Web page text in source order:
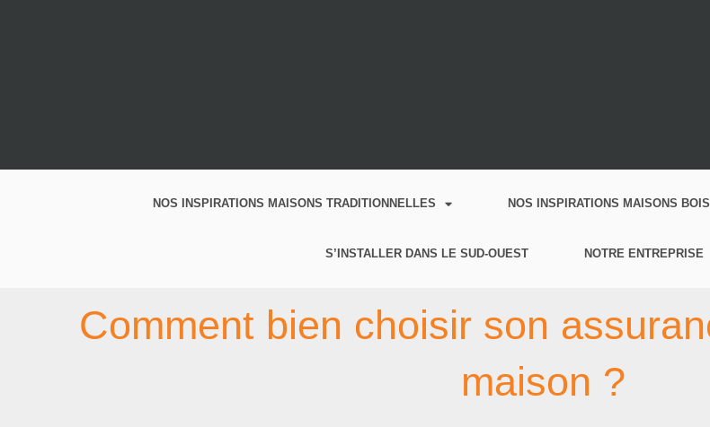
NOS INSPIRATIONS MAISONS TRADITIONNELLES NOS INSPIRATIONS MAISONS BOIS
S’INSTALLER DANS LE SUD-OUEST NOTRE ENTREPRISE
Comment bien choisir son
maison ?